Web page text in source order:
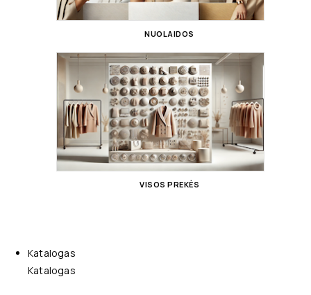
NUOLAIDOS
VISOS PREKĖS
Katalogas
Katalogas